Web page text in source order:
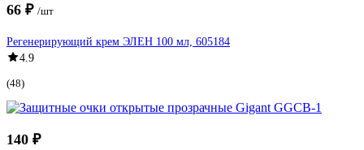
66 ₽ /шт
Регенерирующий крем ЭЛЕН 100 мл, 605184
4.9
(48)
140 ₽